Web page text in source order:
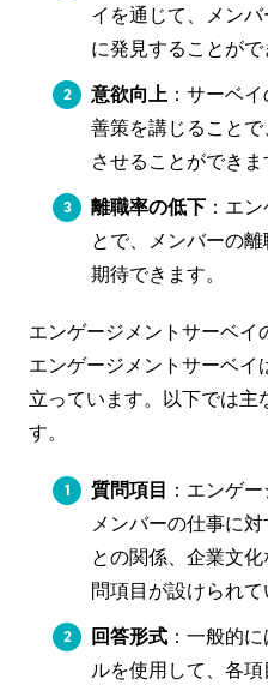
イを通じて、メン
に発見することがで
意欲向上 ：サーベ
善策を講じること
させることができま
離職率の低下 ：エ
とで、メンバーの
期待できます。
エンゲージメントサーベイ
エンゲージメントサーベイ
立っています。以下では主
す。
質問項目
：エンゲ
メンバーの仕事に
との関係、企業文
問項目が設けられて
回答形式 ：一般的
ルを使用して、各